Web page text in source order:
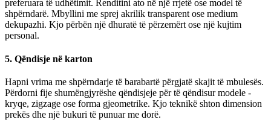
preferuara të udhëtimit. Renditini ato në një rrjetë ose model të
shpërndarë. Mbyllini me sprej akrilik transparent ose medium
dekupazhi. Kjo përbën një dhuratë të përzemërt ose një kujtim
personal.
5. Qëndisje në karton
Hapni vrima me shpërndarje të barabartë përgjatë skajit të mbulesës.
Përdorni fije shumëngjyrëshe qëndisjeje për të qëndisur modele -
kryqe, zigzage ose forma gjeometrike. Kjo teknikë shton dimension
prekës dhe një bukuri të punuar me dorë.